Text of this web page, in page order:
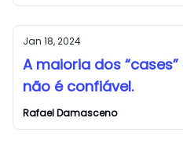
Jan 18, 2024
A maioria dos “cases”
não é confiável.
Rafael Damasceno